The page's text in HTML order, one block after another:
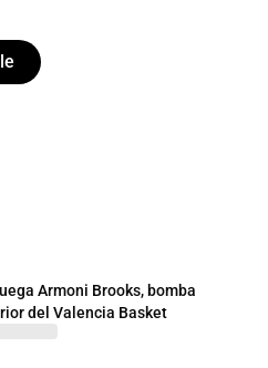
Armoni Brooks, bomba
del Valencia Basket